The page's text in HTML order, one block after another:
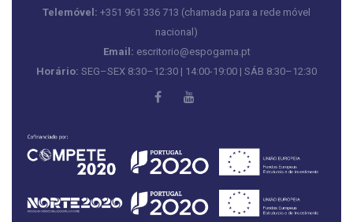
Telemóvel: +351 961 336 713 (chamada para a rede móvel
nacional)
Email: escritorio@espogama.pt
Horário: SEG–SEX 8:30–12:30 | 14:00-19:00 | SÁB 8:30–12:30